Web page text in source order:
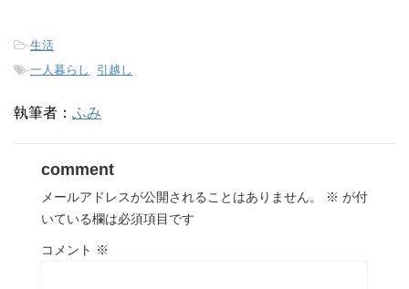
-生活
-一人暮らし 引越し
執筆者： ふみ
comment
メールアドレスが公開されることはありません。 ※ が付
いている欄は必須項目です
コメント ※